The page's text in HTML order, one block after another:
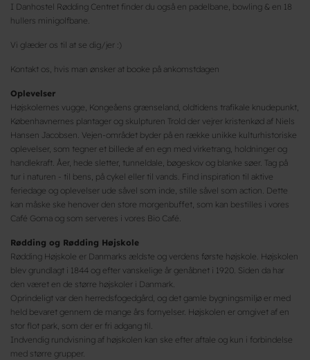
I Danhostel Rødding Centret finder du også en padelbane, bowling & en 18
hullers minigolfbane.
Vi glæder os til at se dig/jer :)
Kontakt os, hvis man ønsker at booke på ankomstdagen
Oplevelser
Højskolernes vugge, Kongeåens grænseland, oldtidens trafikale knudepunkt,
Københavnernes plantager og skulpturen Trold der vejrer kristenkød af Niels
Hansen Jacobsen. Vejen-området byder på en række unikke kulturhistoriske
oplevelser, som tegner et billede af en egn med virketrang, holdninger og
handlekraft. Åer, hede sletter, tunneldale, bøgeskov og blanke søer. Tag på
tur i naturen - til bens, på cykel eller til vands. Find inspiration til aktive
feriedage og oplevelser ude såvel som inde, stille såvel som action. Dette
kan måske ske henover den store morgenbuffet, som kan bestilles i vores
Café Goma og som serveres i vores Bio Café.
Rødding og Rødding Højskole
Rødding Højskole er Danmarks ældste og verdens første højskole. Højskolen
blev grundlagt i 1844 og efter vanskelige år genåbnet i 1920. Siden da har
den været en de større højskoler i Danmark.
Oprindeligt var den herredsfogedgård, og det gamle bygningsmiljø er med
held bevaret gennem de mange års fornyelser. Højskolen er omgivet af en
stor flot park, som der er fri adgang til.
Indvendig rundvisning af højskolen kan ske efter aftale og kun i forbindelse
med større grupper.